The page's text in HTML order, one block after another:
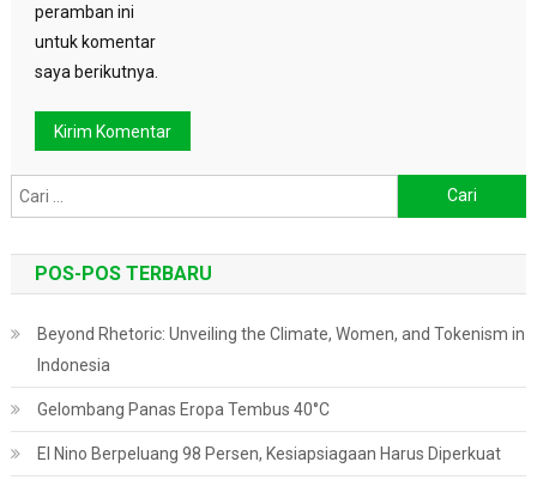
peramban ini
untuk komentar
saya berikutnya.
untuk:
POS-POS TERBARU
Beyond Rhetoric: Unveiling the Climate, Women, and Tokenism in
Indonesia
Gelombang Panas Eropa Tembus 40°C
El Nino Berpeluang 98 Persen, Kesiapsiagaan Harus Diperkuat